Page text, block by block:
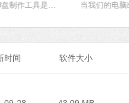
石大师U盘制作工具是一款十分便捷实用的系统重装工具，具有简单、快捷、安全、智能等特点，真正的傻瓜式制作，无需光驱，无需U盘，无需技术，鼠标单击，即可完成系统重装。有需要的朋友们欢迎点击下载使用。 当我们的电脑出现系统崩溃等难以解决的问题时，我们一般采用重装系统的方法来解决，重装系统有一键重装，U盘重装还要硬盘重装等等，本期小编将为大家带来石大师U盘重装系统，其集成云加速内核，实现操作系统极速下载，并且无需电脑基础知识，简单操作即可
时间 软件大小